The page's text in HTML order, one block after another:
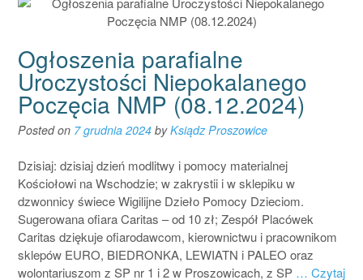
Ogłoszenia parafialne
Uroczystości Niepokalanego
Poczęcia NMP (08.12.2024)
Posted on 7 grudnia 2024 byKsiądz Proszowice
Dzisiaj: dzisiaj dzień modlitwy i pomocy materialnej
Kościołowi na Wschodzie; w zakrystii i w sklepiku w
dzwonnicy świece Wigilijne Dzieło Pomocy Dzieciom.
Sugerowana ofiara Caritas – od 10 zł; Zespół Placówek
Caritas dziękuje ofiarodawcom, kierownictwu i pracownikom
sklepów EURO, BIEDRONKA, LEWIATN i PALEO oraz
wolontariuszom z SP nr 1 i 2 w Proszowicach, z SP … Czytaj